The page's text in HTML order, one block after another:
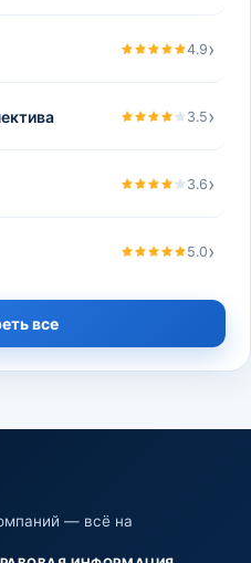
4.9›
3.5›
3.6›
5.0›
все
— всё на